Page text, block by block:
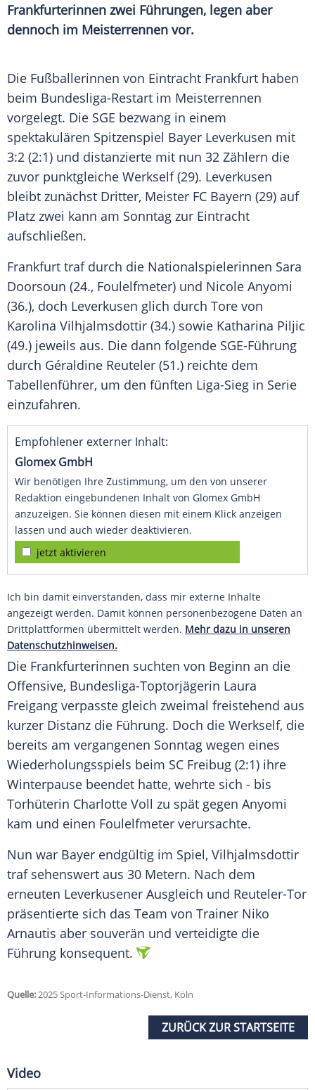
Frankfurterinnen zwei Führungen, legen aber
dennoch im Meisterrennen vor.
Die Fußballerinnen von Eintracht Frankfurt haben
beim Bundesliga-Restart im Meisterrennen
vorgelegt. Die SGE bezwang in einem
spektakulären Spitzenspiel Bayer Leverkusen mit
3:2 (2:1) und distanzierte mit nun 32 Zählern die
zuvor punktgleiche Werkself (29). Leverkusen
bleibt zunächst Dritter, Meister FC Bayern (29) auf
Platz zwei kann am Sonntag zur Eintracht
aufschließen.
Frankfurt traf durch die Nationalspielerinnen Sara
Doorsoun (24., Foulelfmeter) und Nicole Anyomi
(36.), doch Leverkusen glich durch Tore von
Karolina Vilhjalmsdottir (34.) sowie Katharina Piljic
(49.) jeweils aus. Die dann folgende SGE-Führung
durch Géraldine Reuteler (51.) reichte dem
Tabellenführer, um den fünften Liga-Sieg in Serie
einzufahren.
Empfohlener externer Inhalt:
Glomex GmbH
Wir benötigen Ihre Zustimmung, um den von unserer
Redaktion eingebundenen Inhalt von Glomex GmbH
anzuzeigen. Sie können diesen mit einem Klick anzeigen
lassen und auch wieder deaktivieren.
jetzt aktivieren
Ich bin damit einverstanden, dass mir externe Inhalte
angezeigt werden. Damit können personenbezogene Daten an
Drittplattformen übermittelt werden. Mehr dazu in unseren
Datenschutzhinweisen.
Die Frankfurterinnen suchten von Beginn an die
Offensive, Bundesliga-Toptorjägerin Laura
Freigang verpasste gleich zweimal freistehend aus
kurzer Distanz die Führung. Doch die Werkself, die
bereits am vergangenen Sonntag wegen eines
Wiederholungsspiels beim SC Freibug (2:1) ihre
Winterpause beendet hatte, wehrte sich - bis
Torhüterin Charlotte Voll zu spät gegen Anyomi
kam und einen Foulelfmeter verursachte.
Nun war Bayer endgültig im Spiel, Vilhjalmsdottir
traf sehenswert aus 30 Metern. Nach dem
erneuten Leverkusener Ausgleich und Reuteler-Tor
präsentierte sich das Team von Trainer Niko
Arnautis aber souverän und verteidigte die
Führung konsequent.
Quelle:2025 Sport-Informations-Dienst, Köln
ZURÜCK ZUR STARTSEITE
Video